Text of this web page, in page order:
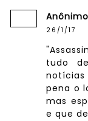
Anônimo
26/1/17
tudo
notícias
pena o
mas
e que